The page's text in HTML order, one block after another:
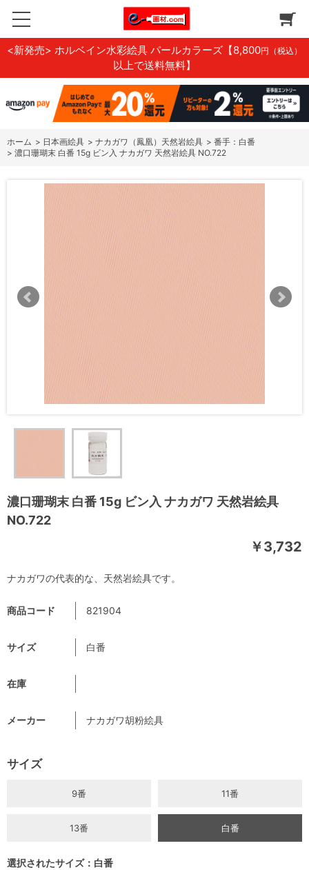
<新発売> ホルベイン水彩絵具 パールカラーズ 【8,800円（税込）
以上で送料無料】
ホーム > 日本画絵具 > ナカガワ（鳳凰）天然岩絵具 > 番手：白番
> 濃口珊瑚末 白番 15g ビン入 ナカガワ 天然岩絵具 NO.722
濃口珊瑚末 白番 15g ビン入 ナカガワ 天然岩絵具
NO.722
￥3,732
商品コード 821904
サイズ 白番
在庫
メーカー ナカガワ胡粉絵具
サイズ
9番 11番
13番 白番
選択されたサイズ：白番
ナカガワの代表的な、天然岩絵具です。